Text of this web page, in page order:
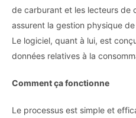
de carburant et les lecteurs de
assurent la gestion physique
Le logiciel, quant à lui, est
données relatives à la
Comment ça fonctionne
Le processus est simple et